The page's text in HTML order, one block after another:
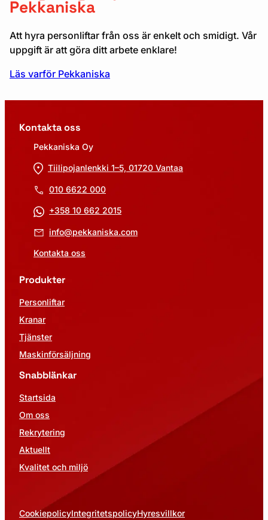
Pekkaniska
Att hyra personliftar från oss är enkelt och smidigt. Vår
uppgift är att göra ditt arbete enklare!
Läs varför Pekkaniska
Kontakta oss
Pekkaniska Oy
Tiilipojanlenkki 1–5, 01720 Vantaa
010 6622 000
+358 10 662 2015
info@pekkaniska.com
Kontakta oss
Produkter
Personliftar
Kranar
Tjänster
Maskinförsäljning
Snabblänkar
Startsida
Om oss
Rekrytering
Aktuellt
Kvalitet och miljö
CookiepolicyIntegritetspolicyHyresvillkor